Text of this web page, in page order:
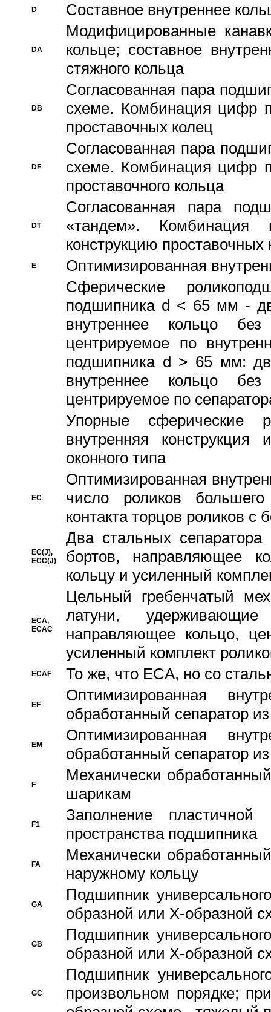
D Составное внутреннее
DA
Модифицированные
кольце; составное
стяжного кольца
DB
Согласованная пара
схеме. Комбинация цифр
проставочных колец
DF
Согласованная пара
схеме. Комбинация цифр
проставочного кольца
DT
Согласованная пара
«тандем».
конструкцию проставочных
E
Оптимизированная
Сферические
подшипника d < 65 мм -
внутреннее кольцо
центрируемое по
подшипника d > 65 мм:
внутреннее кольцо
центрируемое по
Упорные сферические
внутренняя
оконного типа
EC
Oптимизированная
число роликов
контакта торцов роликов с
EC(J),
ECC(J)
Два стальных сепаратора
бортов, направляющее
кольцу и усиленный
ECA,
ECAC
Цельный гребенчатый
латуни,
направляющее кольцо,
усиленный комплект
ECAF То же, что ECA, но со
EF
Оптимизированная
обработанный сепаратор
EM
Оптимизированная
обработанный сепаратор
F
Механически
шарикам
F1
Заполнение
пространства подшипника
FA
Механически
наружному кольцу
GA
Подшипник
образной или Х-образной
GB
Подшипник
образной или Х-образной
GC
Подшипник
произвольном порядке;